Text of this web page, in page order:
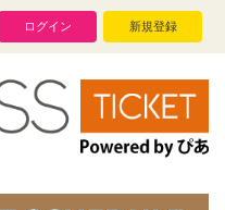
ログイン 新規登録